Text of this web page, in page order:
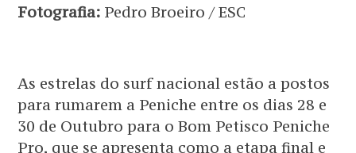
Fotografia: Pedro Broeiro / ESC
As estrelas do surf nacional estão a postos
para rumarem a Peniche entre os dias 28 e
30 de Outubro para o Bom Petisco Peniche
Pro, que se apresenta como a etapa final e